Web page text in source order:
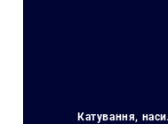
Катування,